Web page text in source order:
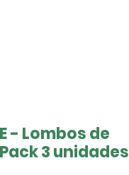
- Lombos de
3 unidades